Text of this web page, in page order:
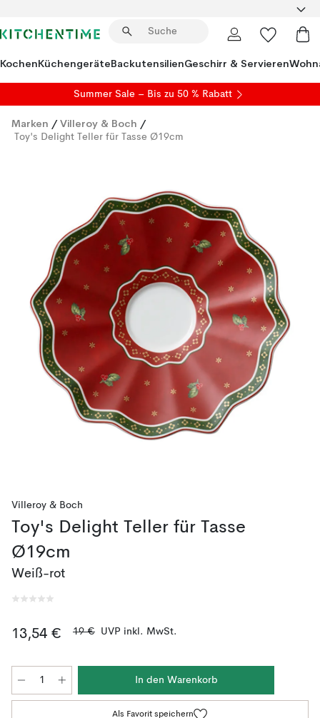
KochenKüchengeräteBackutensilienGeschirr & Servieren
Summer Sale – Bis zu 50 % Rabatt
Marken / Villeroy & Boch /
Toy's Delight Teller für Tasse Ø19cm
Villeroy & Boch
Toy's Delight Teller für Tasse
Ø19cm
Weiß-rot
13,54 € 19 € UVP inkl. MwSt.
In den Warenkorb
Als Favorit speichern